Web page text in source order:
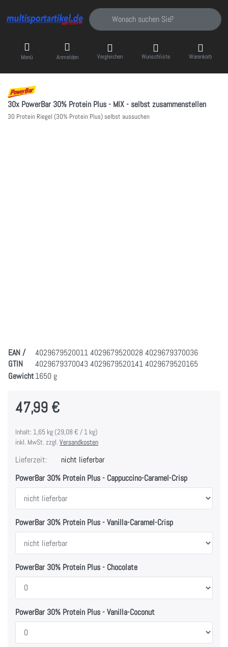
Geben Sie einen Suchbegriff ein. Während
Menü Anmelden Vergleichen Wunschliste Warenkorb
30x PowerBar 30% Protein Plus - MIX - selbst zusammenstellen
30 Protein Riegel (30% Protein Plus) selbst aussuchen
EAN /
GTIN
4029679520011 4029679520028 4029679370036
4029679370043 4029679520141 4029679520165
Gewicht1650 g
47,99 €
Inhalt: 1,65 kg (29,08 € / 1 kg)
inkl. MwSt. zzgl. Versandkosten
Lieferzeit:
nicht lieferbar
PowerBar 30% Protein Plus - Cappuccino-Caramel-Crisp
PowerBar 30% Protein Plus - Vanilla-Caramel-Crisp
PowerBar 30% Protein Plus - Chocolate
PowerBar 30% Protein Plus - Vanilla-Coconut